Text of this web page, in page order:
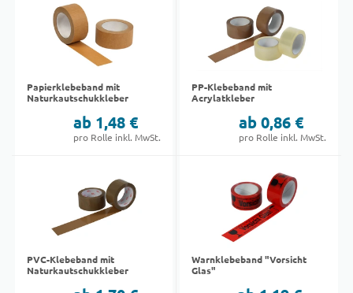
Papierklebeband mit
Naturkautschukkleber
ab 1,48 €
pro Rolle inkl. MwSt.
PP-Klebeband mit
Acrylatkleber
ab 0,86 €
pro Rolle inkl. MwSt.
PVC-Klebeband mit
Naturkautschukkleber
Warnklebeband "Vorsicht
Glas"